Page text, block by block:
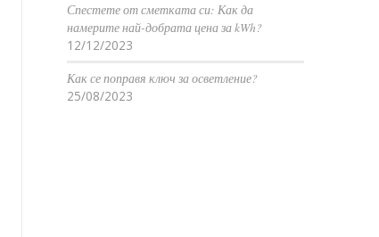
Спестете от сметката си: Как да
намерите най-добрата цена за kWh?
12/12/2023
Как се поправя ключ за осветление?
25/08/2023